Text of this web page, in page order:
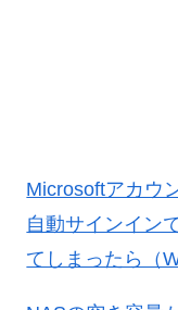
Microsoftアカウ
自動サインイン
てしまったら（